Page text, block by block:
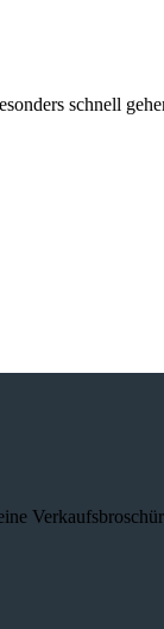
schnell